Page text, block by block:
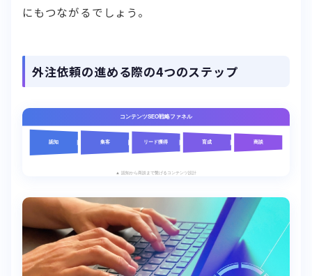
にもつながるでしょう。
外注依頼の進める際の4つのステップ